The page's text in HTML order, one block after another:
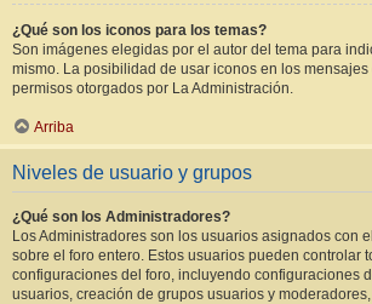
¿Qué son los iconos para los temas?
Son imágenes elegidas por el autor del tema para
mismo. La posibilidad de usar iconos en los
permisos otorgados por La Administración.
Arriba
Niveles de usuario y grupos
¿Qué son los Administradores?
Los Administradores son los usuarios asignados con
sobre el foro entero. Estos usuarios pueden controlar
configuraciones del foro, incluyendo configuraciones
usuarios, creación de grupos usuarios y